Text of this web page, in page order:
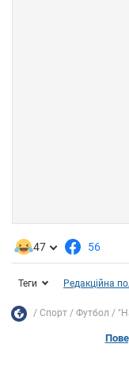
47 56
Теги Редакційна
Спорт Футбол